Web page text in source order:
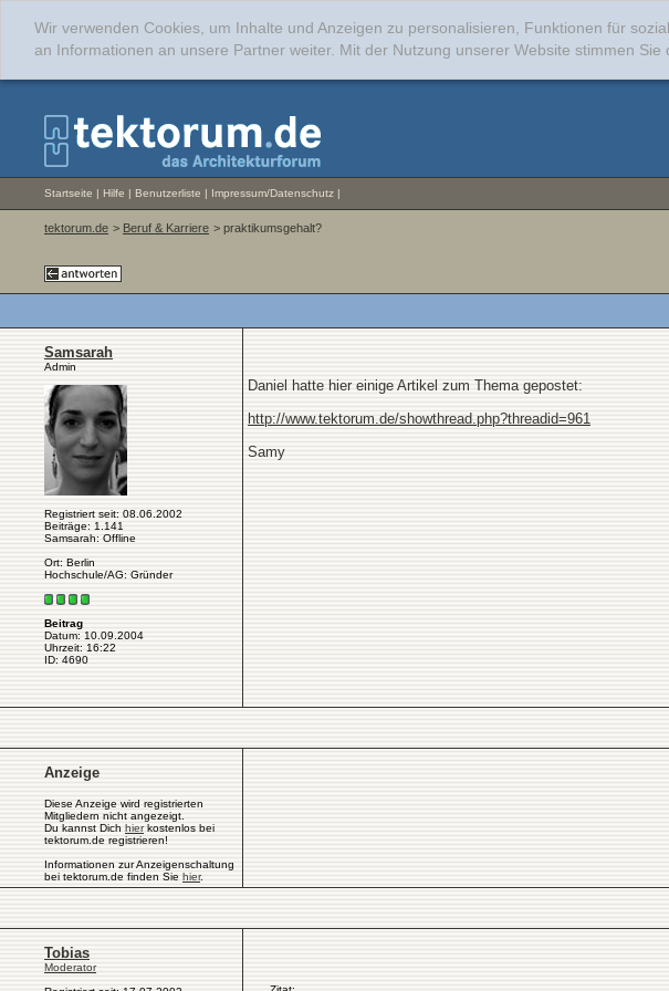
Wir verwenden Cookies, um Inhalte und Anzeigen zu personalisieren, Funktionen für
an Informationen an unsere Partner weiter. Mit der Nutzung unserer Website stimmen Sie
Startseite | Hilfe | Benutzerliste | Impressum/Datenschutz |
tektorum.de > Beruf & Karriere > praktikumsgehalt?
Samsarah
Admin
Registriert seit: 08.06.2002
Beiträge: 1.141
Samsarah: Offline
Ort: Berlin
Hochschule/AG: Gründer
Beitrag
Datum: 10.09.2004
Uhrzeit: 16:22
ID: 4690
Daniel hatte hier einige Artikel zum Thema gepostet:
http://www.tektorum.de/showthread.php?threadid=961
Samy
Anzeige
Diese Anzeige wird registrierten
Mitgliedern nicht angezeigt.
Du kannst Dich hierkostenlos bei
tektorum.de registrieren!
Informationen zur Anzeigenschaltung
bei tektorum.de finden Sie hier.
Tobias
Moderator